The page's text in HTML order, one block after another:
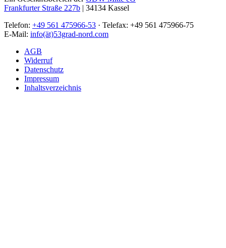
Frankfurter Straße 227b | 34134 Kassel
Telefon: +49 561 475966-53 · Telefax: +49 561 475966-75
E-Mail: info(ät)53grad-nord.com
AGB
Widerruf
Datenschutz
Impressum
Inhaltsverzeichnis